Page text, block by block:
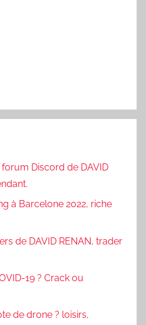
Discord de DAVID
à Barcelone 2022, riche
de DAVID RENAN, trader
19 ? Crack ou
de drone ? loisirs,